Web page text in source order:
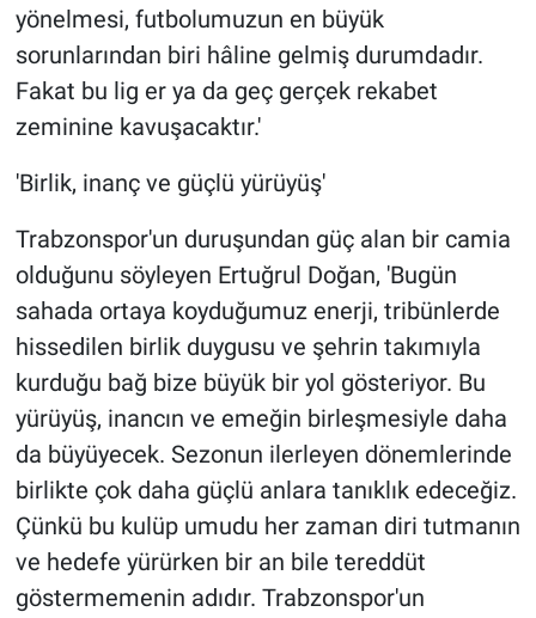
yönelmesi, futbolumuzun en büyük
sorunlarından biri hâline gelmiş durumdadır.
Fakat bu lig er ya da geç gerçek rekabet
zeminine kavuşacaktır.'
'Birlik, inanç ve güçlü yürüyüş'
Trabzonspor'un duruşundan güç alan bir camia
olduğunu söyleyen Ertuğrul Doğan, 'Bugün
sahada ortaya koyduğumuz enerji, tribünlerde
hissedilen birlik duygusu ve şehrin takımıyla
kurduğu bağ bize büyük bir yol gösteriyor. Bu
yürüyüş, inancın ve emeğin birleşmesiyle daha
da büyüyecek. Sezonun ilerleyen dönemlerinde
birlikte çok daha güçlü anlara tanıklık edeceğiz.
Çünkü bu kulüp umudu her zaman diri tutmanın
ve hedefe yürürken bir an bile tereddüt
göstermemenin adıdır. Trabzonspor'un